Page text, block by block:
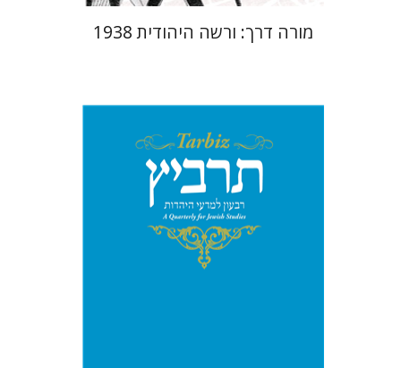
מורה דרך: ורשה היהודית 1938
יהונתן גארב מיכאל סיגל